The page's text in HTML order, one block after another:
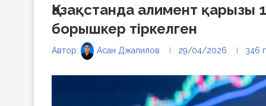
Қазақстанда алимент
борышкер тіркелген
Автор: Асан Джалилов 29/04/2026 346